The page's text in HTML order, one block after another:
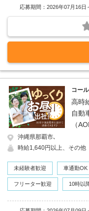
応募期間：2026年07月16日
コー
高時
自動
（
沖縄県那覇市､
時給1,640円以上、その他
未経験者歓迎 車通勤OK
フリーター歓迎 10時以